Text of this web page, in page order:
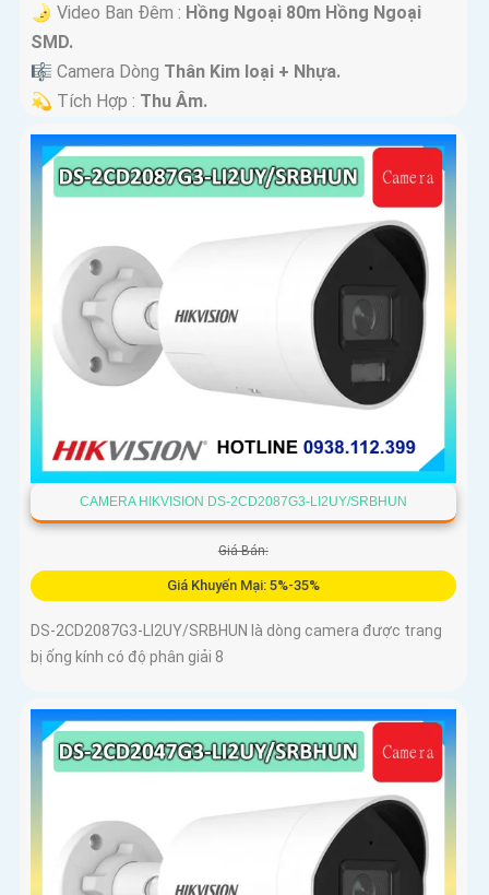
🌛 Video Ban Đêm : Hồng Ngoại 80m Hồng Ngoại
SMD.
🎼️ Camera Dòng Thân Kim loại + Nhựa.
️💫 Tích Hợp : Thu Âm.
CAMERA HIKVISION DS-2CD2087G3-LI2UY/SRBHUN
Giá Bán:
Giá Khuyến Mại: 5%-35%
DS-2CD2087G3-LI2UY/SRBHUN là dòng camera được trang
bị ống kính có độ phân giải 8